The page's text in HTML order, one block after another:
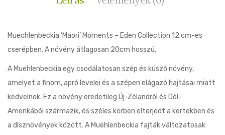
Muechlenbeckia ‘Maori’ Moments – Eden Collection 12 cm-es
cserépben. A növény átlagosan 20cm hosszú.
A Muehlenbeckia egy csodálatosan szép és kúszó növény,
amelyet a finom, apró levelei és a szépen elágazó hajtásai miatt
kedvelnek. Ez a növény eredetileg Új-Zélandról és Dél-
Amerikából származik, és széles körben elterjedt a kertekben és
a dísznövények között. A Muehlenbeckia fajták változatosak